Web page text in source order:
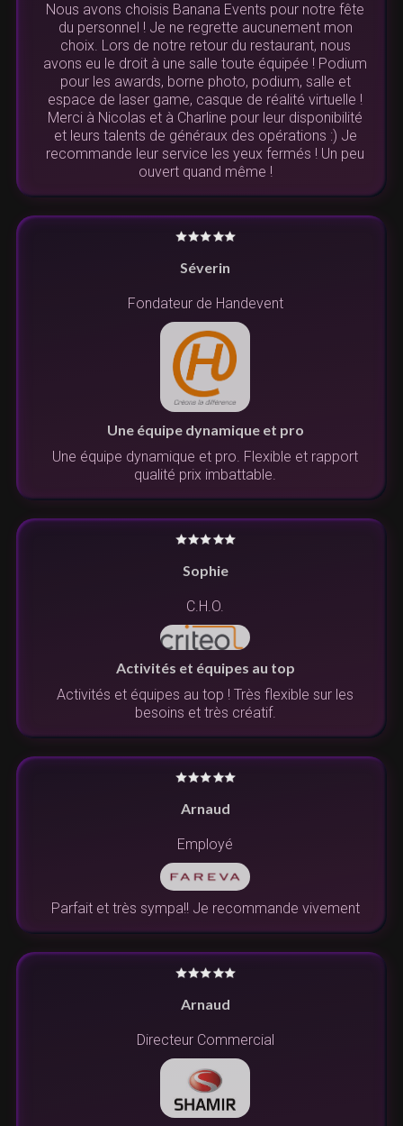
Nous avons choisis Banana Events pour notre fête
du personnel ! Je ne regrette aucunement mon
choix. Lors de notre retour du restaurant, nous
avons eu le droit à une salle toute équipée ! Podium
pour les awards, borne photo, podium, salle et
espace de laser game, casque de réalité virtuelle !
Merci à Nicolas et à Charline pour leur disponibilité
et leurs talents de généraux des opérations :) Je
recommande leur service les yeux fermés ! Un peu
ouvert quand même !
Séverin
Fondateur de Handevent
Une équipe dynamique et pro
Une équipe dynamique et pro. Flexible et rapport
qualité prix imbattable.
Sophie
C.H.O.
Activités et équipes au top
Activités et équipes au top ! Très flexible sur les
besoins et très créatif.
Arnaud
Employé
Parfait et très sympa!! Je recommande vivement
Arnaud
Directeur Commercial